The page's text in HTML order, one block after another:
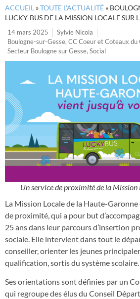
ACCUEIL »TOUTE L’ACTUALITÉ »
LUCKY-BUS DE LA MISSION LOCALE SUR
14 mars 2025
Sylvie Nicola
Boulogne-sur-Gesse, CC Coeur et Coteaux du
Secteur Boulogne sur Gesse, Social
Un service de proximité de la Mission
La Mission Locale de la Haute-
de proximité, qui a pour but
25 ans dans leur parcours d’insertion
sociale. Elle intervient dans tout le
conseiller, orienter les jeunes
qualification, sortis du système scolaire.
Ses orientations sont définies par un
qui regroupe des élus du Conseil